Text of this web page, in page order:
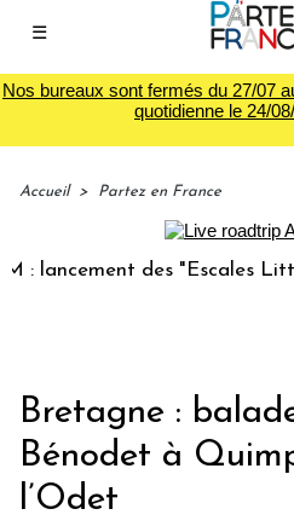
☰
Nos bureaux sont fermés du 27/07
quotidienne le 24/
Accueil > Partez en France
des "Escales
Bretagne :
Bénodet à
l’Odet